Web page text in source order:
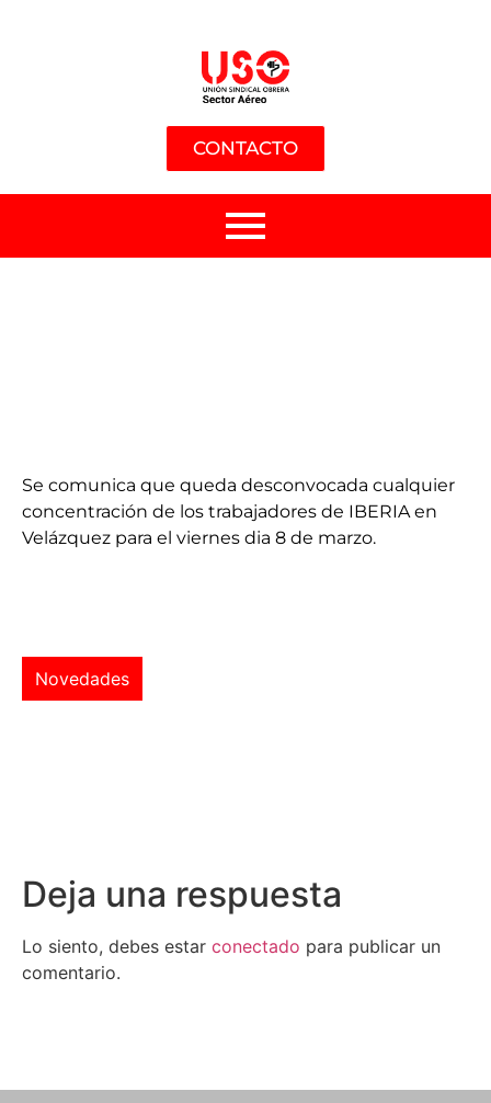
CONTACTO
Se comunica que queda desconvocada cualquier
concentración de los trabajadores de IBERIA en
Velázquez para el viernes dia 8 de marzo.
Novedades
Deja una respuesta
Lo siento, debes estar conectado para publicar un
comentario.